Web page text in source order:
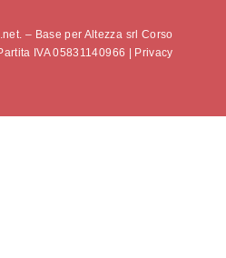
– Base per Altezza srl Corso
IVA 05831140966 | Privacy